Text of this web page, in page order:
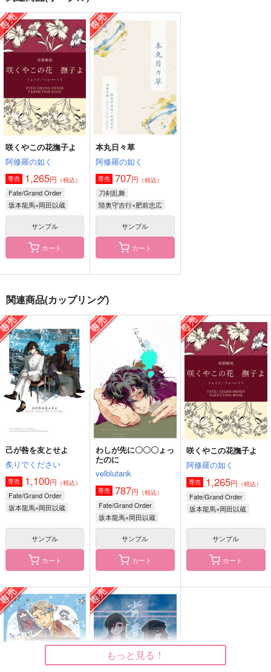
ブルーマンデー・シン
ドローム
炙りでください
787 円（税込）
坂本龍馬×岡田以蔵
サンプル
作品詳細
はつこい
Spicy Sweets!
787
坂本龍馬×岡田以蔵
サンプル
作品詳細
っ！
土曜日のキャラメル
629円（税込）
坂本龍馬×岡田以蔵
サンプル
作品詳細
版】
おかゆたべたい
1,650 （税込）
サンプル
作品詳細
1,100円（税込）
坂本龍馬×岡田以蔵
サンプル
作品詳細
恋煩いの看病日和
らいまん
範馬刃牙×花山薫
サンプル
作品詳細
岡田君のクセに生意気
4624
629円（税込）
岡田以蔵×高杉晋作
サンプル
作品詳細
斎藤一と岡田以蔵が共
闘する本
作品詳細
咲くやこの花撫子よ
阿修羅の如く
専売 1,265円 （税込）
Fate/Grand Order
坂本龍馬×岡田以蔵
サンプル
カート
本丸日々草
阿修羅の如く
専売 707円 （税込）
刀剣乱舞
陸奥守吉行×肥前忠広
サンプル
カート
関連商品(カップリング)
己が咎を友とせよ
炙りでください
専売 1,100円 （税込）
Fate/Grand Order
坂本龍馬×岡田以蔵
サンプル
カート
わしが先に〇〇〇ょっ
たのに
velblutank
専売 787円 （税込）
Fate/Grand Order
坂本龍馬×岡田以蔵
サンプル
カート
咲くやこの花撫子よ
阿修羅の如く
専売 1,265円 （税込）
Fate/Grand Order
坂本龍馬×岡田以蔵
サンプル
カート
もっと見る！